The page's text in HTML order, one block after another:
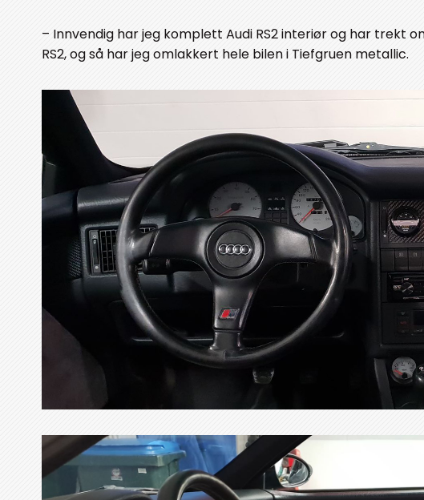
– Innvendig har jeg komplett Audi RS2 interiør og har trekt
RS2, og så har jeg omlakkert hele bilen i Tiefgruen metallic.